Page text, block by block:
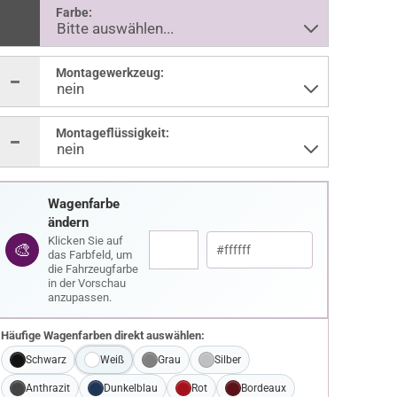
Farbe:
Montagewerkzeug:
Montageflüssigkeit:
🎨
Wagenfarbe
ändern
Klicken Sie auf
das Farbfeld, um
die Fahrzeugfarbe
in der Vorschau
anzupassen.
Häufige Wagenfarben direkt auswählen:
Schwarz Weiß Grau Silber
Anthrazit Dunkelblau Rot Bordeaux